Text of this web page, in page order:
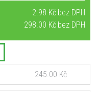
2.98 Kč
298.00 Kč
245.00 Kč